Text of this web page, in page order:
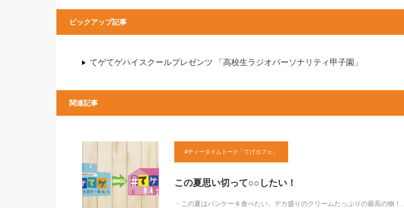
ピックアップ記事
てゲてゲハイスクールプレゼンツ 「高校生ラジオパーソナリティ甲子園」
関連記事
#ティータイムトーク「てげカフェ」
この夏思い切って○○したい！
・この夏はパンケーキ食べたい。デカ盛りのクリームたっぷりの最高の物！…